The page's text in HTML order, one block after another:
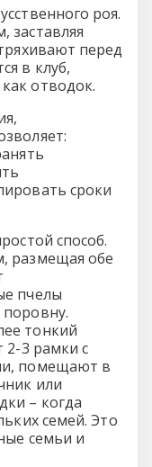
роя.
заставляя
перед
в клуб,
отводок.
сроки
способ.
размещая обе
пчелы
тонкий
2-3 рамки с
помещают в
или
– когда
семей. Это
семьи и